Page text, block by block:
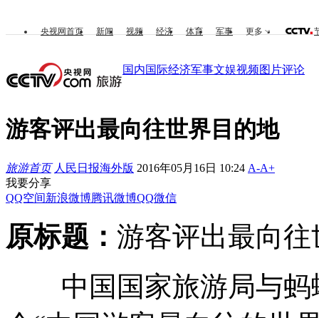
央视网首页 新闻 视频 经济 体育 军事 更多
国内国际经济军事文娱视频图片评论
游客评出最向往世界目的地
旅游首页 人民日报海外版 2016年05月16日 10:24 A-A+
我要分享
QQ空间新浪微博腾讯微博QQ微信
原标题： 游客评出最向
中国国家旅游局与蚂